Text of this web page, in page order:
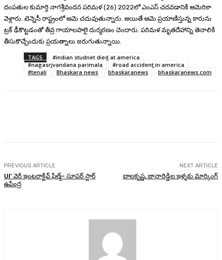
దంపతుల కుమార్తె నాగశ్రీవందన పరిమళ (26) 2022లో ఎంఎస్ చదవడానికి అమెరికా
వెళ్లారు. టెన్నెసీ రాష్ట్రంలో ఆమె చదువుతున్నారు. అయితే ఆమె ప్రయాణిస్తున్న కారును
ట్రక్ ఢీకొట్టడంతో తీవ్ర గాయాలపాలై దుర్మరణం చెందారు. పరిమళ మృతదేహాన్ని తెనాలికి
తీసుకొచ్చేందుకు ప్రయత్నాలు జరుగుతున్నాయి.
TAGS
#indian studnet died at america
#nagasrivandana parimala
#road accident in america
#tenali
Bhaskara news bhaskaranews bhaskaranews.com
PREVIOUS ARTICLE
UI’ వెరీ ఇంటరాక్టివ్ ఫిల్మ్- సూపర్ స్టార్
ఉపేంద్ర
NEXT ARTICLE
బాలకృష్ణ, జానారెడ్డిల ఇళ్ళకు మార్కింగ్